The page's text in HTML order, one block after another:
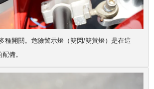
種開關。危險警示燈（雙閃/雙黃燈）是在這
備。